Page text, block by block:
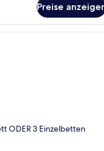
Preise
Ein Hotelzimmer mit zwei
ODER 3 Einzelbetten